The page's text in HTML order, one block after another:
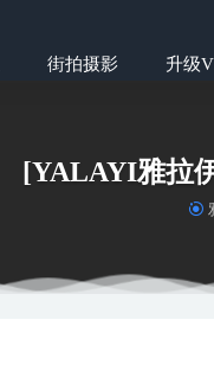
街拍摄影 升级
[YALAYI雅拉